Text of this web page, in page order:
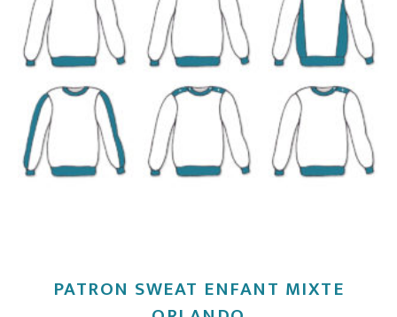
PATRON SWEAT ENFANT MIXTE